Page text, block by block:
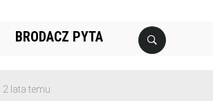
BRODACZ PYTA